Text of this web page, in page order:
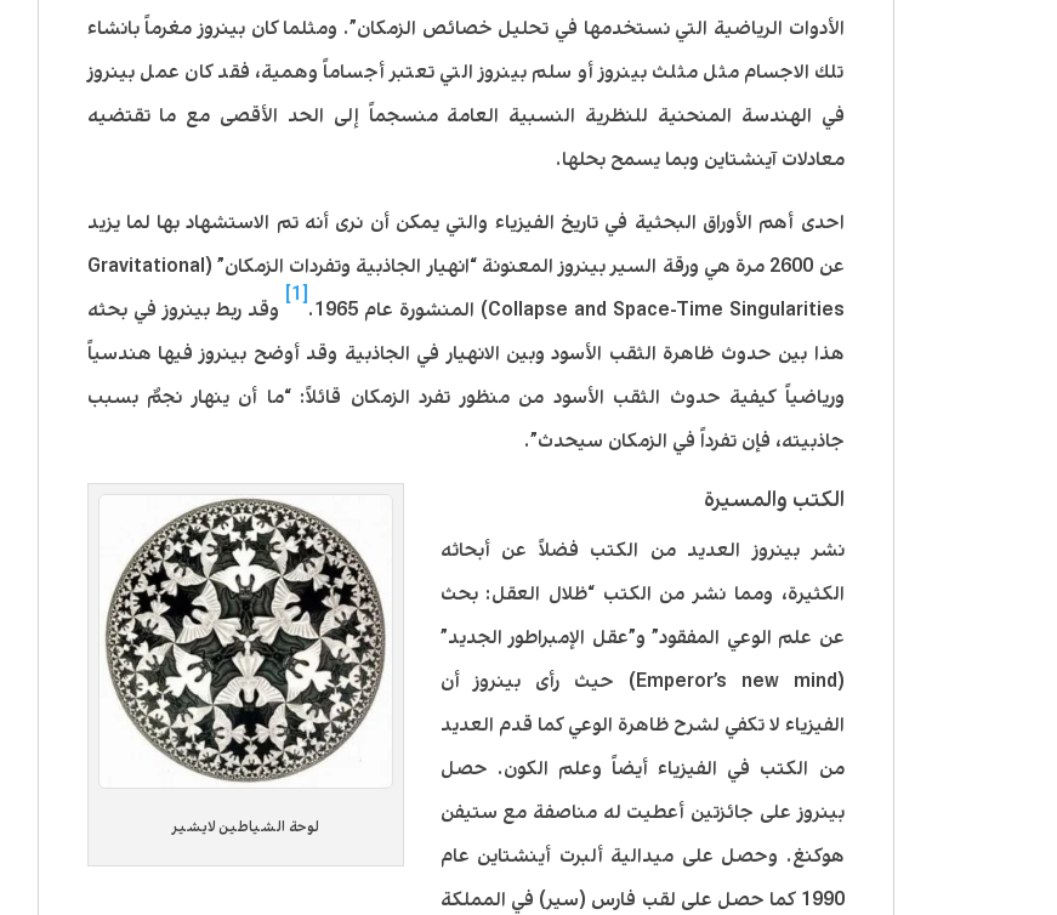
الأدوات الرياضية التي نستخدمها في تحليل خصائص الزمكان”. ومثلما كان بينروز مغرماً بانشاء
تلك الاجسام مثل مثلث بينروز أو سلم بينروز التي تعتبر أجساماً وهمية، فقد كان عمل بينروز
في الهندسة المنحنية للنظرية النسبية العامة منسجماً إلى الحد الأقصى مع ما تقتضيه
معادلات آينشتاين وبما يسمح بحلها.
احدى أهم الأوراق البحثية في تاريخ الفيزياء والتي يمكن أن نرى أنه تم الاستشهاد بها لما يزيد
عن 2600 مرة هي ورقة السير بينروز المعنونة “انهيار الجاذبية وتفردات الزمكان” (Gravitational
Collapse and Space-Time Singularities) المنشورة عام 1965.
[1]
وقد ربط بينروز في بحثه
هذا بين حدوث ظاهرة الثقب الأسود وبين الانهيار في الجاذبية وقد أوضح بينروز فيها هندسياً
ورياضياً كيفية حدوث الثقب الأسود من منظور تفرد الزمكان قائلاً: “ما أن ينهار نجمٌ بسبب
جاذبيته، فإن تفرداً في الزمكان سيحدث”.
لوحة الشياطين لايشير
الكتب والمسيرة
نشر بينروز العديد من الكتب فضلاً عن أبحاثه
الكثيرة، ومما نشر من الكتب “ظلال العقل: بحث
عن علم الوعي المفقود” و”عقل الإمبراطور الجديد”
(Emperor’s new mind) حيث رأى بينروز أن
الفيزياء لا تكفي لشرح ظاهرة الوعي كما قدم العديد
من الكتب في الفيزياء أيضاً وعلم الكون. حصل
بينروز على جائزتين أعطيت له مناصفة مع ستيفن
هوكنغ. وحصل على ميدالية ألبرت أينشتاين عام
1990 كما حصل على لقب فارس (سير) في المملكة